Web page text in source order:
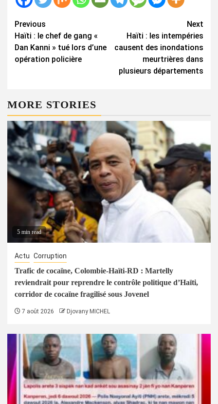
Continue
Reading
Previous
Haïti : le chef de gang «
Dan Kanni » tué lors d’une
opération policière
Next
Haïti : les intempéries
causent des inondations
meurtrières dans
plusieurs départements
MORE STORIES
5 min read
Actu Corruption
Trafic de cocaïne, Colombie-Haïti-RD : Martelly
reviendrait pour reprendre le contrôle politique d’Haïti,
corridor de cocaïne fragilisé sous Jovenel
7 août 2026 Djovany MICHEL